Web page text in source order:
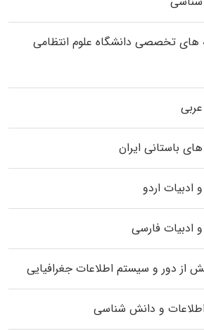
ﻫﺎی تخصصی داﻧﺸﮕﺎه ﻋﻠﻮم انتظامی
باستانی ایران
ادبیات اردو
ادبیات فارسی
از دور و سیستم اطلاعات جغرافیایی
و دانش شناسی